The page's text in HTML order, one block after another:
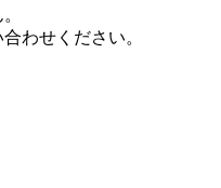
わせください。